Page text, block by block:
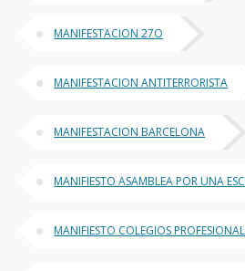
MANIFESTACION 27O
MANIFESTACION ANTITERRORISTA
MANIFESTACION BARCELONA
MANIFIESTO ASAMBLEA POR UNA
MANIFIESTO COLEGIOS